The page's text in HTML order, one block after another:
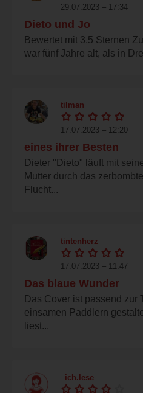
29.07.2023 – 17:34
Dieto und Jo
Bewertet mit 3,5 Sternen
war fünf Jahre alt, als in
tilman
17.07.2023 – 12:20
eines ihrer Besten
Dieter "Dieto" läuft mit
Mutter durch das
Flucht...
tintenherz
17.07.2023 – 11:47
Das blaue Wunder
Das Cover ist passend zur
einsamen Paddlern
liest...
_ich.lese_